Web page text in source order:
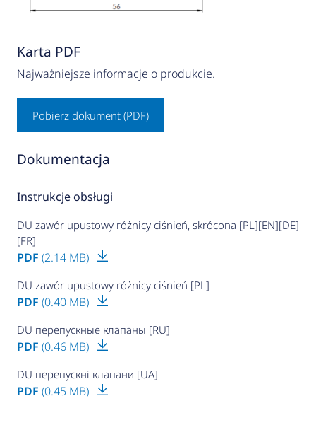
Karta PDF
Najważniejsze informacje o produkcie.
Pobierz dokument (PDF)
Dokumentacja
Instrukcje obsługi
DU zawór upustowy różnicy ciśnień, skrócona [PL][EN][DE]
[FR]
PDF (2.14 MB)
DU zawór upustowy różnicy ciśnień [PL]
PDF (0.40 MB)
DU перепускные клапаны [RU]
PDF (0.46 MB)
DU перепускні клапани [UA]
PDF (0.45 MB)